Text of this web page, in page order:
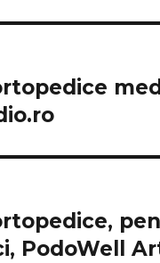
PodoWell